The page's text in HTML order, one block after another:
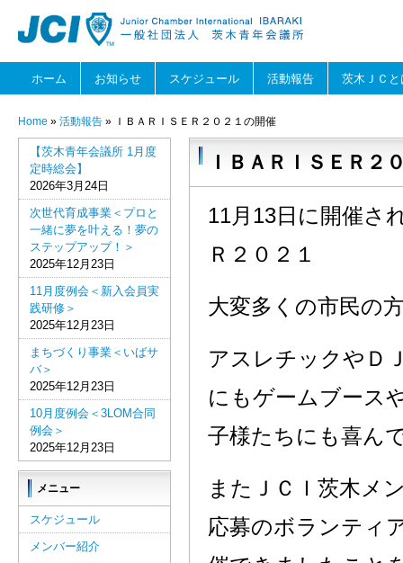
ホーム お知らせ スケジュール 活動報告 茨木ＪＣと
Home » 活動報告 » ＩＢＡＲＩＳＥＲ２０２１の開催
ＩＢＡＲＩＳＥＲ２
11月13日に開催さ
Ｒ２０２１
大変多くの市民の
アスレチックやＤ
にもゲームブース
子様たちにも喜ん
またＪＣＩ茨木メ
応募のボランティ
【茨木青年会議所 1月度
定時総会】
2026年3月24日
次世代育成事業＜プロと
一緒に夢を叶える！夢の
ステップアップ！＞
2025年12月23日
11月度例会＜新入会員実
践研修＞
2025年12月23日
まちづくり事業＜いばサ
バ＞
2025年12月23日
10月度例会＜3LOM合同
例会＞
2025年12月23日
メニュー
スケジュール
メンバー紹介